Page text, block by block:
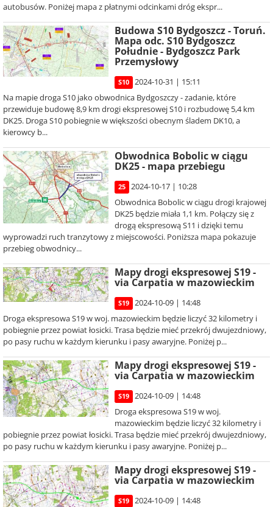
autobusów. Poniżej mapa z płatnymi odcinkami dróg ekspr...
Budowa S10 Bydgoszcz - Toruń.
Mapa odc. S10 Bydgoszcz
Południe - Bydgoszcz Park
Przemysłowy
S10
2024-10-31 | 15:11
Na mapie droga S10 jako obwodnica Bydgoszczy - zadanie, które
przewiduje budowę 8,9 km drogi ekspresowej S10 i rozbudowę 5,4 km
DK25. Droga S10 pobiegnie w większości obecnym śladem DK10, a
kierowcy b...
Obwodnica Bobolic w ciągu
DK25 - mapa przebiegu
25
2024-10-17 | 10:28
Obwodnica Bobolic w ciągu drogi krajowej
DK25 będzie miała 1,1 km. Połączy się z
drogą ekspresową S11 i dzięki temu
wyprowadzi ruch tranzytowy z miejscowości. Poniższa mapa pokazuje
przebieg obwodnicy...
Mapy drogi ekspresowej S19 -
via Carpatia w mazowieckim
S19
2024-10-09 | 14:48
Droga ekspresowa S19 w woj. mazowieckim będzie liczyć 32 kilometry i
pobiegnie przez powiat łosicki. Trasa będzie mieć przekrój dwujezdniowy,
po pasy ruchu w każdym kierunku i pasy awaryjne. Poniżej p...
Mapy drogi ekspresowej S19 -
via Carpatia w mazowieckim
S19
2024-10-09 | 14:48
Droga ekspresowa S19 w woj.
mazowieckim będzie liczyć 32 kilometry i
pobiegnie przez powiat łosicki. Trasa będzie mieć przekrój dwujezdniowy,
po pasy ruchu w każdym kierunku i pasy awaryjne. Poniżej p...
Mapy drogi ekspresowej S19 -
via Carpatia w mazowieckim
S19
2024-10-09 | 14:48